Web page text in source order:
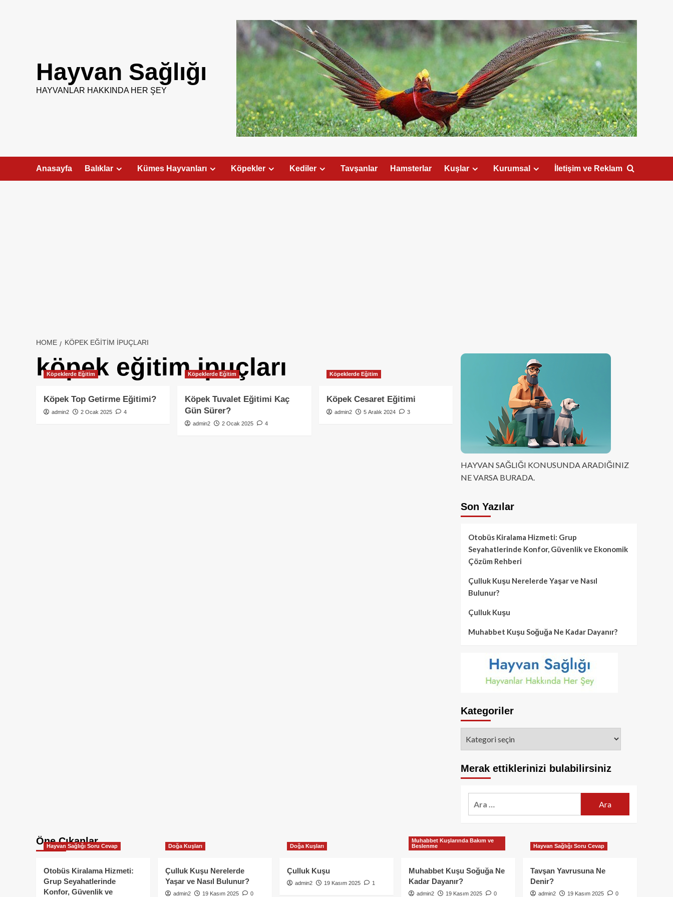
Hayvan Sağlığı
HAYVANLAR HAKKINDA HER ŞEY
Anasayfa Balıklar Kümes Hayvanları Köpekler Kediler Tavşanlar Hamsterlar Kuşlar Kurumsal İletişim ve Reklam
HOME KÖPEK EĞITIM IPUÇLARI
köpek eğitim ipuçları
Köpeklerde Eğitim
Köpek Top Getirme Eğitimi?
admin2 2 Ocak 2025 4
Köpeklerde Eğitim
Köpek Tuvalet Eğitimi Kaç
Gün Sürer?
admin2 2 Ocak 2025 4
Köpeklerde Eğitim
Köpek Cesaret Eğitimi
admin2 5 Aralık 2024 3
HAYVAN SAĞLIĞI KONUSUNDA ARADIĞINIZ
NE VARSA BURADA.
Son Yazılar
Otobüs Kiralama Hizmeti: Grup
Seyahatlerinde Konfor, Güvenlik ve Ekonomik
Çözüm Rehberi
Çulluk Kuşu Nerelerde Yaşar ve Nasıl
Bulunur?
Çulluk Kuşu
Muhabbet Kuşu Soğuğa Ne Kadar Dayanır?
Kategoriler
Merak ettiklerinizi bulabilirsiniz
Öne Çıkanlar
Hayvan Sağlığı Soru Cevap
Otobüs Kiralama Hizmeti:
Grup Seyahatlerinde
Konfor, Güvenlik ve
Doğa Kuşları
Çulluk Kuşu Nerelerde
Yaşar ve Nasıl Bulunur?
admin2 19 Kasım 2025 0
Doğa Kuşları
Çulluk Kuşu
admin2 19 Kasım 2025 1
Muhabbet Kuşlarında Bakım ve
Beslenme
Muhabbet Kuşu Soğuğa Ne
Kadar Dayanır?
admin2 19 Kasım 2025 0
Hayvan Sağlığı Soru Cevap
Tavşan Yavrusuna Ne
Denir?
admin2 19 Kasım 2025 0